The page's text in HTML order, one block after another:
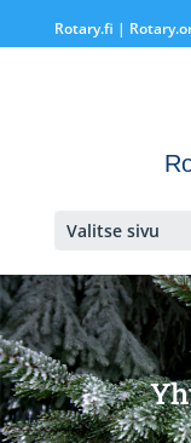
Rotary.fi |
Valitse sivu